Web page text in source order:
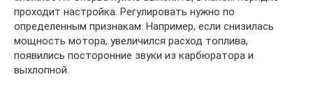
проходит настройка. Регулировать нужно по
определенным признакам. Например, если снизилась
мощность мотора, увеличился расход топлива,
появились посторонние звуки из карбюратора и
выхлопной.